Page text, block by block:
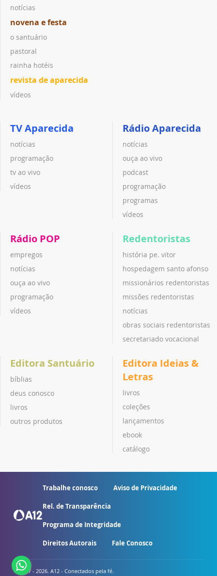
notícias
novena e festa
o santuário
pastoral
rainha hotéis
revista de aparecida
vídeos
TV Aparecida
notícias
programação
tv ao vivo
vídeos
Rádio Aparecida
notícias
ouça ao vivo
podcast
programação
programas
vídeos
Rádio POP
empregos
notícias
ouça ao vivo
programação
vídeos
Redentoristas
história pe. vitor
hospedagem santo afonso
missionários redentoristas
missões redentoristas
notícias
obras sociais redentoristas
secretariado vocacional
Editora Santuário
bíblias
deus conosco
livros
outros produtos
Editora Ideias &
Letras
livros
coleções
lançamentos
ebook
catálogo
Trabalhe conosco Aviso de Privacidade
Rel. de Transparência
Programa de Integridade
Direitos Autorais Fale Conosco
© 2007 - 2026. A12 - Conectados pela fé.